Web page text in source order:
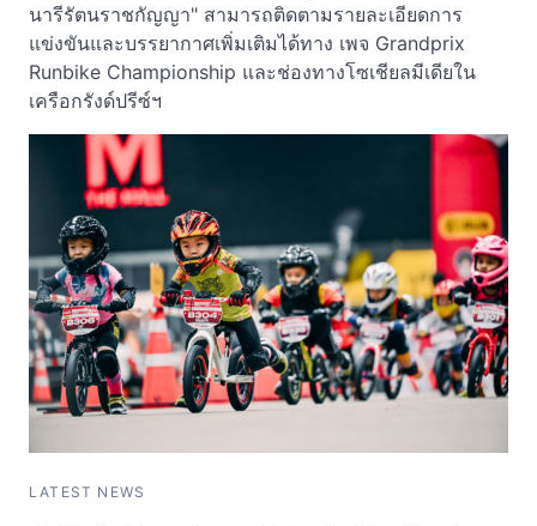
นารีรัตนราชกัญญา" สามารถติดตามรายละเอียดการ
แข่งขันและบรรยากาศเพิ่มเติมได้ทาง เพจ Grandprix
Runbike Championship และช่องทางโซเชียลมีเดียใน
เครือกรังด์ปรีซ์ฯ
LATEST NEWS